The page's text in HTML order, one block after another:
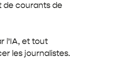
de courants de
l’IA, et tout
les journalistes.